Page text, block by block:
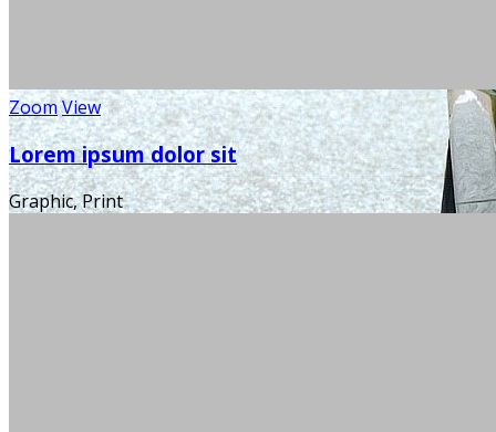
ZoomView
Lorem ipsum dolor sit
Graphic, Print